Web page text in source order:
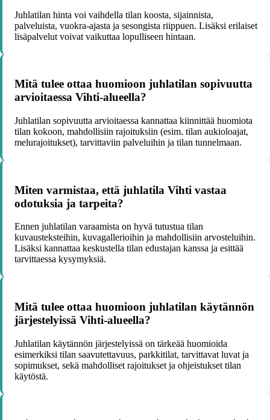
Juhlatilan hinta voi vaihdella tilan koosta, sijainnista,
palveluista, vuokra-ajasta ja sesongista riippuen. Lisäksi erilaiset
lisäpalvelut voivat vaikuttaa lopulliseen hintaan.
Mitä tulee ottaa huomioon juhlatilan sopivuutta
arvioitaessa Vihti-alueella?
Juhlatilan sopivuutta arvioitaessa kannattaa kiinnittää huomiota
tilan kokoon, mahdollisiin rajoituksiin (esim. tilan aukioloajat,
melurajoitukset), tarvittaviin palveluihin ja tilan tunnelmaan.
Miten varmistaa, että juhlatila Vihti vastaa
odotuksia ja tarpeita?
Ennen juhlatilan varaamista on hyvä tutustua tilan
kuvausteksteihin, kuvagallerioihin ja mahdollisiin arvosteluihin.
Lisäksi kannattaa keskustella tilan edustajan kanssa ja esittää
tarvittaessa kysymyksiä.
Mitä tulee ottaa huomioon juhlatilan käytännön
järjestelyissä Vihti-alueella?
Juhlatilan käytännön järjestelyissä on tärkeää huomioida
esimerkiksi tilan saavutettavuus, parkkitilat, tarvittavat luvat ja
sopimukset, sekä mahdolliset rajoitukset ja ohjeistukset tilan
käytöstä.